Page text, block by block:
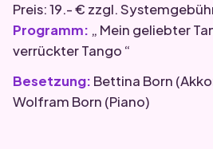
Preis: 19.- € zzgl.
Programm: „ Mein geliebter
verrückter Tango “
Besetzung: Bettina Born
Wolfram Born (Piano)